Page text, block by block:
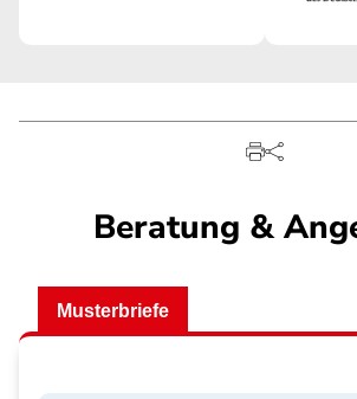
Beratung &
Musterbriefe